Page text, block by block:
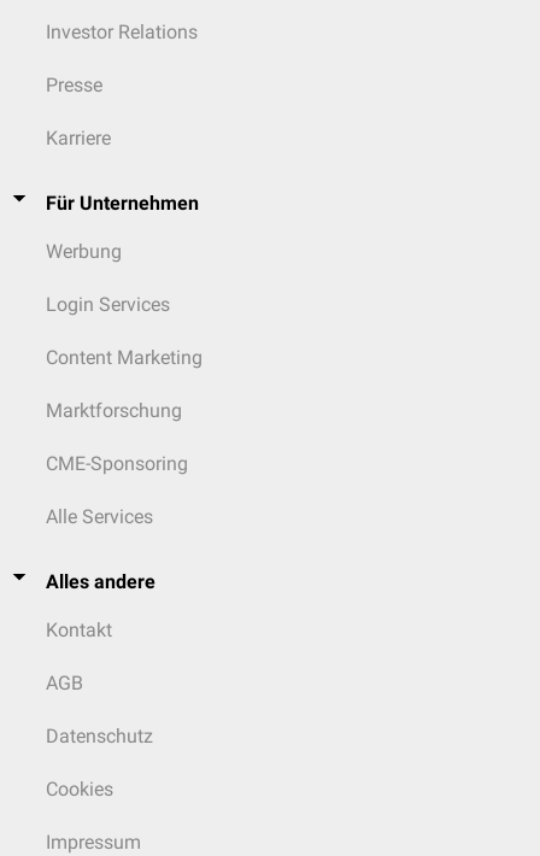
Investor Relations
Presse
Karriere
Für Unternehmen
Werbung
Login Services
Content Marketing
Marktforschung
CME-Sponsoring
Alle Services
Alles andere
Kontakt
AGB
Datenschutz
Cookies
Impressum